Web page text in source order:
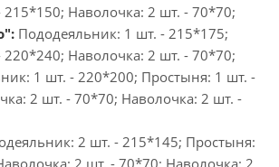
Наволочка: 2 шт. - 70*70;
Пододеяльник: 1 шт. - 215*175;
Наволочка: 2 шт. - 70*70;
1 шт. - 220*200; Простыня: 1 шт. -
2 шт. - 70*70; Наволочка: 2 шт. -
2 шт. - 215*145; Простыня:
2 шт. - 70*70; Наволочка: 2